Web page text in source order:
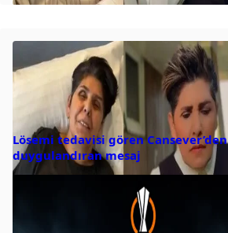
Lösemi tedavisi gören Cansever’den
duygulandıran mesaj